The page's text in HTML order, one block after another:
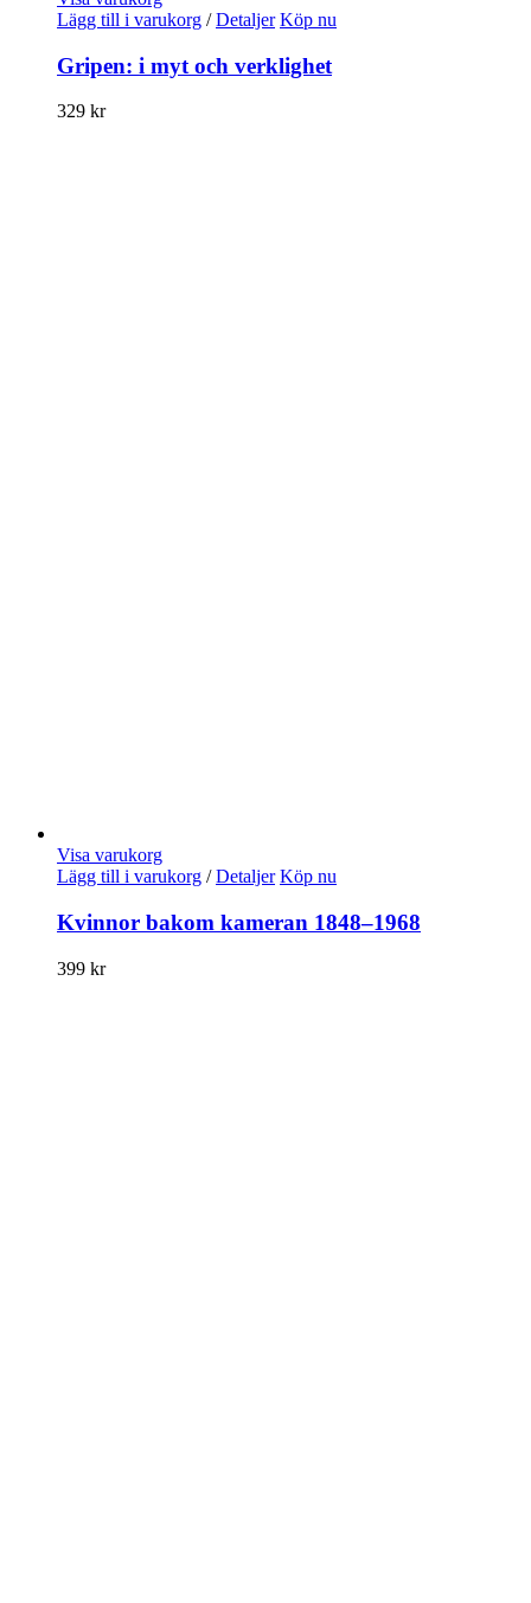
Lägg till i varukorg / Detaljer Köp nu
Gripen: i myt och verklighet
329 kr
Visa varukorg
Lägg till i varukorg / Detaljer Köp nu
Kvinnor bakom kameran 1848–1968
399 kr